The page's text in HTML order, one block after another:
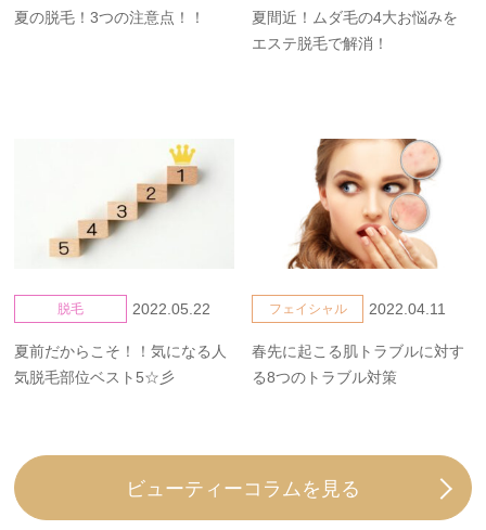
ビューティーコラム お客様の声
お問い合わせ
LINEで予約
夏の脱毛！3つの注意点！！
夏間近！ムダ毛の4大お悩みを
エステ脱毛で解消！
脱毛 2022.05.22
夏前だからこそ！！気になる人
気脱毛部位ベスト5☆彡
フェイシャル 2022.04.11
春先に起こる肌トラブルに対す
る8つのトラブル対策
ビューティーコラムを見る